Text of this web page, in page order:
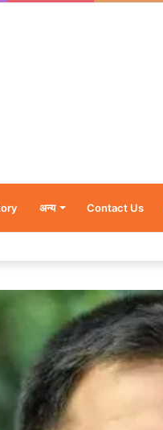
अन्य Contact Us
मादा भालू